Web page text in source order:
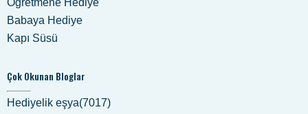
Öğretmene Hediye
Babaya Hediye
Kapı Süsü
Çok Okunan Bloglar
Hediyelik eşya(7017)